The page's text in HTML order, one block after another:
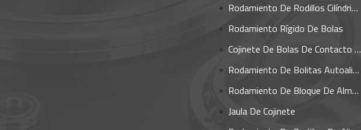
Rodamiento De Rodillos Cilíndricos
Rodamiento Rígido De Bolas
Cojinete De Bolas De Contacto Angular
Rodamiento De Bolitas Autoalineador
Rodamiento De Bloque De Almohada
Jaula De Cojinete